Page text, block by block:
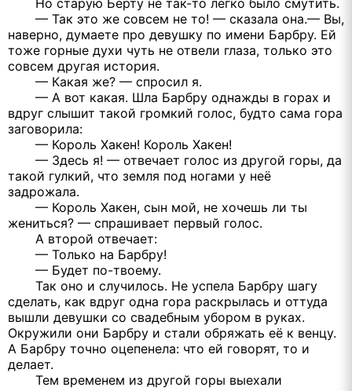
Но старую Берту не так-то легко было смутить.
— Так это же совсем не то! — сказала она.— Вы,
наверно, думаете про девушку по имени Барбру. Ей
тоже горные духи чуть не отвели глаза, только это
совсем другая история.
— Какая же? — спросил я.
— А вот какая. Шла Барбру однажды в горах и
вдруг слышит такой громкий голос, будто сама гора
заговорила:
— Король Хакен! Король Хакен!
— Здесь я! — отвечает голос из другой горы, да
такой гулкий, что земля под ногами у неё
задрожала.
— Король Хакен, сын мой, не хочешь ли ты
жениться? — спрашивает первый голос.
А второй отвечает:
— Только на Барбру!
— Будет по-твоему.
Так оно и случилось. Не успела Барбру шагу
сделать, как вдруг одна гора раскрылась и оттуда
вышли девушки со свадебным убором в руках.
Окружили они Барбру и стали обряжать её к венцу.
А Барбру точно оцепенела: что ей говорят, то и
делает.
Тем временем из другой горы выехали